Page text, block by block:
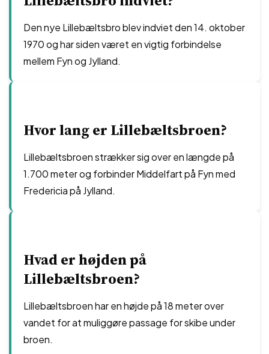
Den nye Lillebæltsbro blev indviet den 14. oktober
1970 og har siden været en vigtig forbindelse
mellem Fyn og Jylland.
Hvor lang er Lillebæltsbroen?
Lillebæltsbroen strækker sig over en længde på
1.700 meter og forbinder Middelfart på Fyn med
Fredericia på Jylland.
Hvad er højden på
Lillebæltsbroen?
Lillebæltsbroen har en højde på 18 meter over
vandet for at muliggøre passage for skibe under
broen.